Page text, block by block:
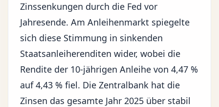
Zinssenkungen durch die Fed vor
Jahresende. Am Anleihenmarkt spiegelte
sich diese Stimmung in sinkenden
Staatsanleiherenditen wider, wobei die
Rendite der 10-jährigen Anleihe von 4,47 %
auf 4,43 % fiel. Die Zentralbank hat die
Zinsen das gesamte Jahr 2025 über stabil